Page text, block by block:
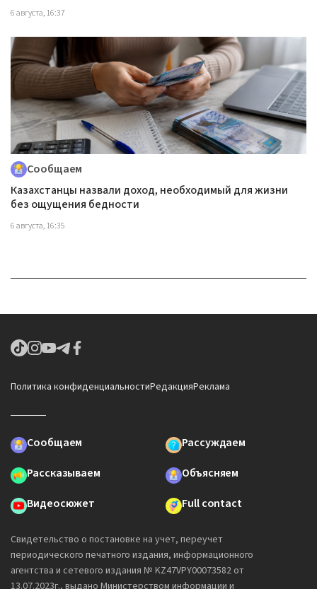
6 августа, 16:37
Сообщаем
Казахстанцы назвали доход, необходимый для жизни
без ощущения бедности
6 августа, 16:35
Политика конфиденциальностиРедакцияРеклама
Сообщаем
Рассуждаем
Рассказываем
Объясняем
Видеосюжет
Full contact
Свидетельство о постановке на учет, переучет
периодического печатного издания, информационного
агентства и сетевого издания № KZ47VPY00073582 от
13.07.2023г., выдано Министерством информации и